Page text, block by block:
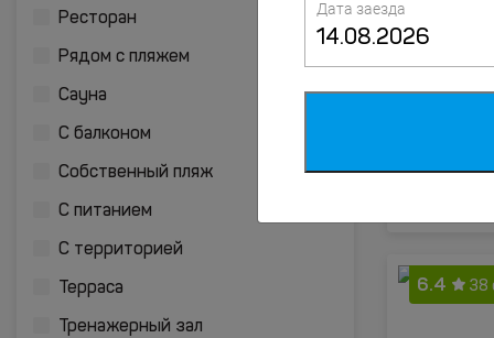
Ресторан
Рядом с пляжем
Сауна
С балконом
Собственный пляж
С питанием
С территорией
Терраса
Тренажерный зал
6.4 38
Дата заезда